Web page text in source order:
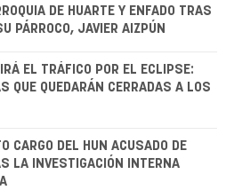
DE HUARTE Y ENFADO TRAS
PÁRROCO, JAVIER AIZPÚN
EL TRÁFICO POR EL ECLIPSE:
QUE QUEDARÁN CERRADAS A LOS
CARGO DEL HUN ACUSADO DE
LA INVESTIGACIÓN INTERNA